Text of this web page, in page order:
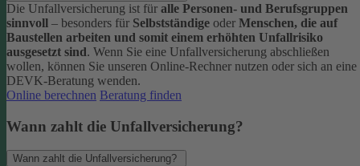
Die Unfallversicherung ist für alle Personen- und Berufsgruppen
sinnvoll – besonders für Selbstständige oder Menschen, die auf
Baustellen arbeiten und somit einem erhöhten Unfallrisiko
ausgesetzt sind. Wenn Sie eine Unfallversicherung abschließen
wollen, können Sie unseren Online-Rechner nutzen oder sich an eine
DEVK-Beratung wenden.
Online berechnen Beratung finden
Wann zahlt die Unfallversicherung?
Wann zahlt die Unfallversicherung?